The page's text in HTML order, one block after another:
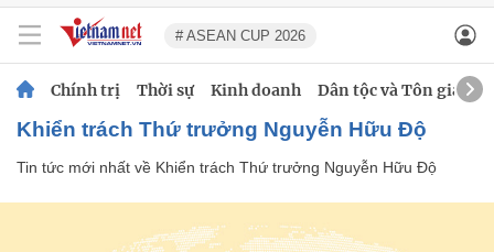
# ASEAN CUP 2026
Chính trị Thời sự Kinh doanh Dân tộc và Tôn giáo
Khiển trách Thứ trưởng Nguyễn Hữu Độ
Tin tức mới nhất về Khiển trách Thứ trưởng Nguyễn Hữu Độ